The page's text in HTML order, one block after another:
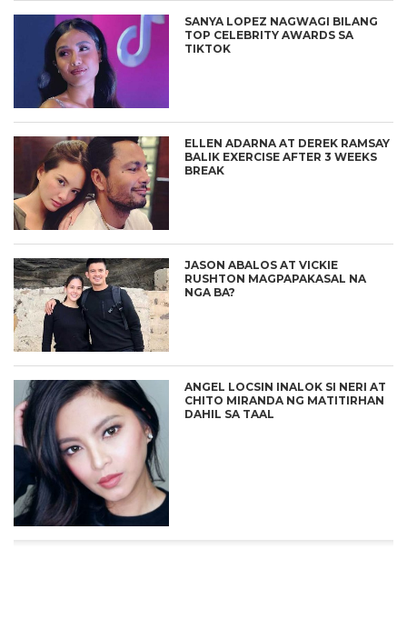
SANYA LOPEZ NAGWAGI BILANG
TOP CELEBRITY AWARDS SA
TIKTOK
ELLEN ADARNA AT DEREK RAMSAY
BALIK EXERCISE AFTER 3 WEEKS
BREAK
JASON ABALOS AT VICKIE
RUSHTON MAGPAPAKASAL NA
NGA BA?
ANGEL LOCSIN INALOK SI NERI AT
CHITO MIRANDA NG MATITIRHAN
DAHIL SA TAAL